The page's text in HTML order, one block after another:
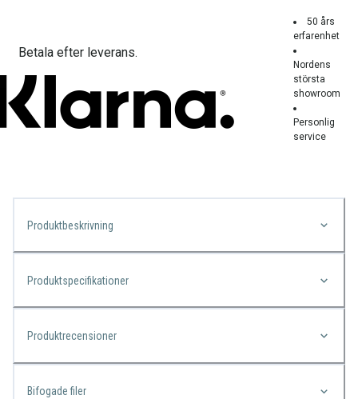
Betala efter leverans.
50 års
erfarenhet
Nordens
största
showroom
Personlig
service
Produktbeskrivning
Produktspecifikationer
Produktrecensioner
Bifogade filer